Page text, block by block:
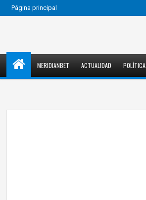
Página principal
MERIDIANBET ACTUALIDAD POLÍTICA